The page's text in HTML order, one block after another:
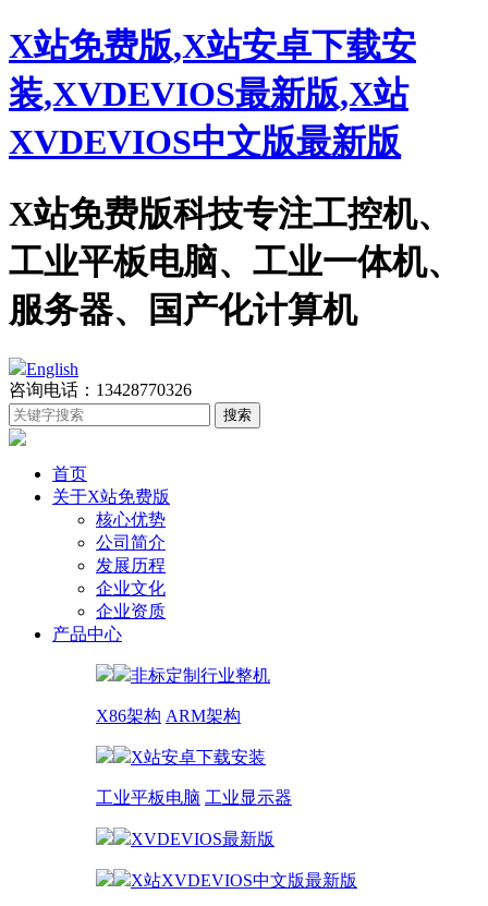
X站免费版,X站安卓下载安
装,XVDEVIOS最新版,X站
XVDEVIOS中文版最新版
X站免费版科技专注工控机、
工业平板电脑、工业一体机、
服务器、国产化计算机
English
咨询电话：13428770326
首页
关于X站免费版
核心优势
公司简介
发展历程
企业文化
企业资质
产品中心
非标定制行业整机
X86架构 ARM架构
X站安卓下载安装
工业平板电脑 工业显示器
XVDEVIOS最新版
X站XVDEVIOS中文版最新版